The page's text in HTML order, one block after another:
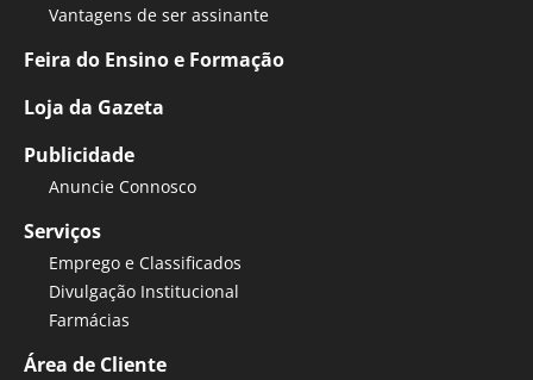
Vantagens de ser assinante
Feira do Ensino e Formação
Loja da Gazeta
Publicidade
Anuncie Connosco
Serviços
Emprego e Classificados
Divulgação Institucional
Farmácias
Área de Cliente